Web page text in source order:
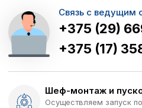
Связь с ведущим
+375 (29)
+375 (17)
Шеф-монтаж и
Осуществляем запуск